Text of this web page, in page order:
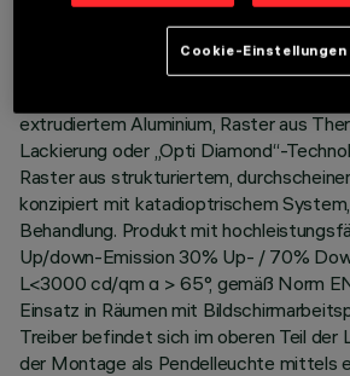
Leuchte L = 3175 mm ist komplett mit
extrudiertem Aluminium, Raster aus
Lackierung oder „Opti Diamond“-
Raster aus strukturiertem,
konzipiert mit katadioptrischem
Behandlung. Produkt mit
Up/down-Emission 30% Up- / 70%
L<3000 cd/qm α > 65°, gemäß Norm
Einsatz in Räumen mit
Treiber befindet sich im oberen Teil der
der Montage als Pendelleuchte mittels
Cookie-Einstellungen